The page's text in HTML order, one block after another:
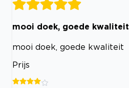
mooi doek, goede kwaliteit
mooi doek, goede kwaliteit
Prijs